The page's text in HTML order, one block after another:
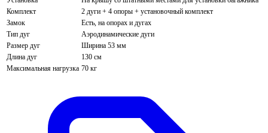
Комплект
2 дуги + 4 опоры + установочный комплект
Замок
Есть, на опорах и дугах
Тип дуг
Аэродинамические дуги
Размер дуг
Ширина 53 мм
Длина дуг
130 см
Максимальная нагрузка 70 кг